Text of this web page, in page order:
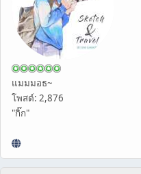
แมมมอธ~
โพสต์: 2,876
"กิ๊ก"